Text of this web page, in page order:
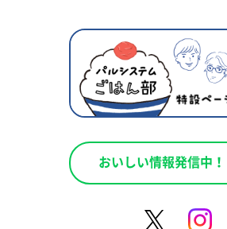
おいしい情報発信中！